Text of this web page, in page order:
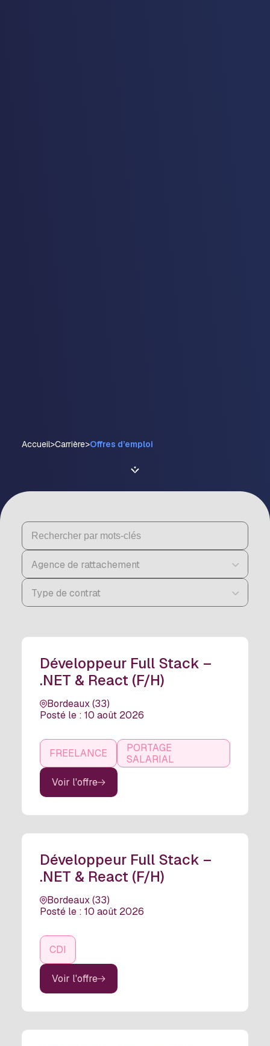
Accueil>Carrière>Offres d’emploi
Agence de rattachement
Type de contrat
Développeur Full Stack –
.NET & React (F/H)
Bordeaux (33)
Posté le : 10 août 2026
FREELANCE
PORTAGE
SALARIAL
Voir l'offre
Développeur Full Stack –
.NET & React (F/H)
Bordeaux (33)
Posté le : 10 août 2026
CDI
Voir l'offre